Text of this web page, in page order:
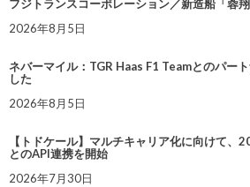
フジトランスコーポレーション／新造船「蓉
2026年8月5日
ネバーマイル：TGR Haas F1 Teamとのパー
した
2026年8月5日
【トドケール】マルチキャリア化に向けて、
とのAPI連携を開始
2026年7月30日